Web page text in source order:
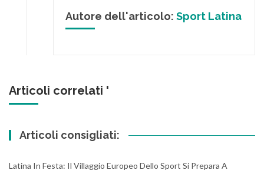
Autore dell'articolo: Sport Latina
Articoli correlati '
Articoli consigliati:
Latina In Festa: Il Villaggio Europeo Dello Sport Si Prepara A